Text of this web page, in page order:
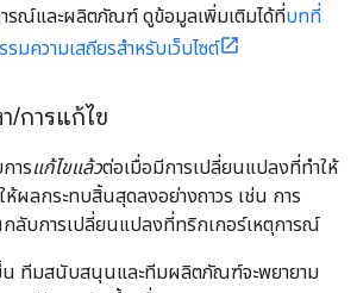
รณ์และผลิตภัณฑ์ ดูข้อมูลเพิ่มเติมได้ที่บทที่
มความเสถียรสำหรับเว็บไซต์
/การแก้ไข
ารแก้ไขแล้วต่อเมื่อมีการเปลี่ยนแปลงที่ทำให้
ห้ผลกระทบสิ้นสุดลงอย่างถาวร เช่น การ
กลับการเปลี่ยนแปลงที่ทริกเกอร์เหตุการณ์
น ทีมสนับสนุนและทีมผลิตภัณฑ์จะพยายาม